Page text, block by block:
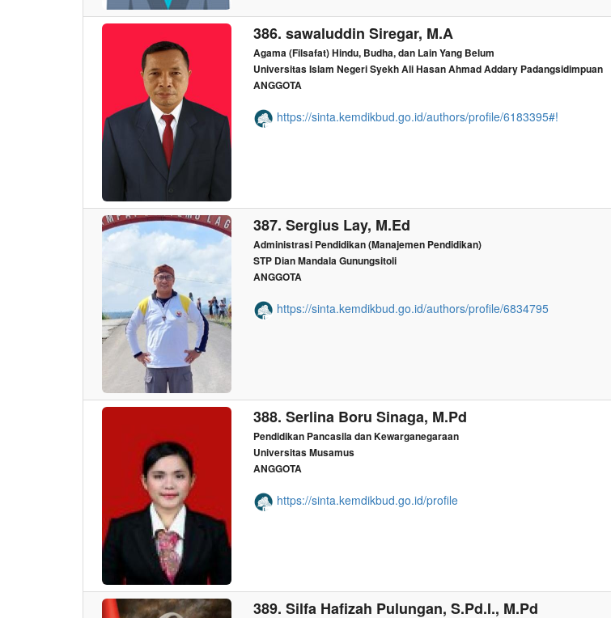
386. sawaluddin Siregar, M.A
Agama (Filsafat) Hindu, Budha, dan Lain Yang Belum
Universitas Islam Negeri Syekh Ali Hasan Ahmad Addary Padangsidimpuan
ANGGOTA
https://sinta.kemdikbud.go.id/authors/profile/6183395#!
387. Sergius Lay, M.Ed
Administrasi Pendidikan (Manajemen Pendidikan)
STP Dian Mandala Gunungsitoli
ANGGOTA
https://sinta.kemdikbud.go.id/authors/profile/6834795
388. Serlina Boru Sinaga, M.Pd
Pendidikan Pancasila dan Kewarganegaraan
Universitas Musamus
ANGGOTA
https://sinta.kemdikbud.go.id/profile
389. Silfa Hafizah Pulungan, S.Pd.I., M.Pd